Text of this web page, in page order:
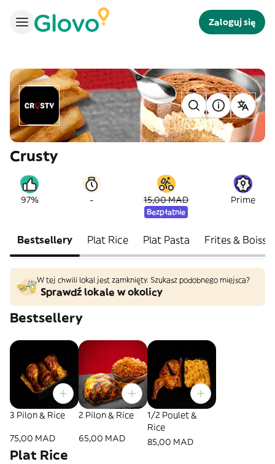
Zaloguj się
Crusty
97% - 15,00 MAD
Bezpłatnie
Prime
Bestsellery Plat Rice Plat Pasta Frites &
W tej chwili lokal jest zamknięty. Szukasz podobnego miejsca?
Sprawdź lokale w okolicy
Bestsellery
3 Pilon & Rice
75,00 MAD
2 Pilon & Rice
65,00 MAD
1/2 Poulet &
Rice
85,00 MAD
Plat Rice